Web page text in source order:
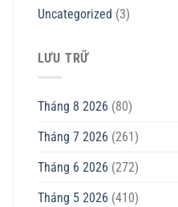
Uncategorized (3)
LƯU TRỮ
Tháng 8 2026 (80)
Tháng 7 2026 (261)
Tháng 6 2026 (272)
Tháng 5 2026 (410)